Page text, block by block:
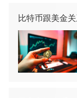
比特币跟美金